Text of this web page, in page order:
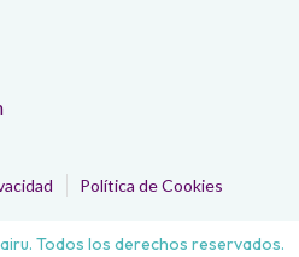
Política de Cookies
Todos los derechos reservados.